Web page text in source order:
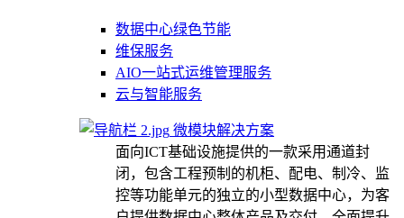
数据中心绿色节能
维保服务
AIO一站式运维管理服务
云与智能服务
微模块解决方案
面向ICT基础设施提供的一款采用通道封
闭，包含工程预制的机柜、配电、制冷、监
控等功能单元的独立的小型数据中心，为客